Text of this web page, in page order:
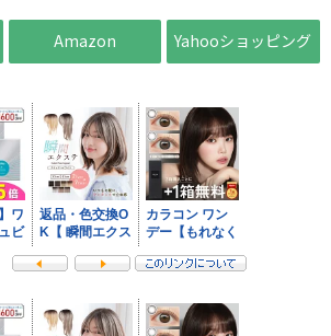
Amazon Yahooショッピング